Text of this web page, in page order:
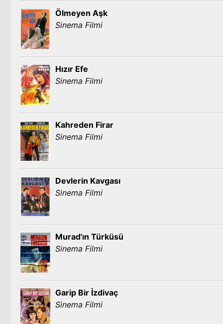
Ölmeyen Aşk
Sinema Filmi
Hızır Efe
Sinema Filmi
Kahreden Firar
Sinema Filmi
Devlerin Kavgası
Sinema Filmi
Murad'ın Türküsü
Sinema Filmi
Garip Bir İzdivaç
Sinema Filmi